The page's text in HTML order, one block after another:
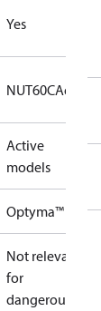
Yes
NUT60CAe
Active
models
Optyma™
Not relevant
for
dangerous